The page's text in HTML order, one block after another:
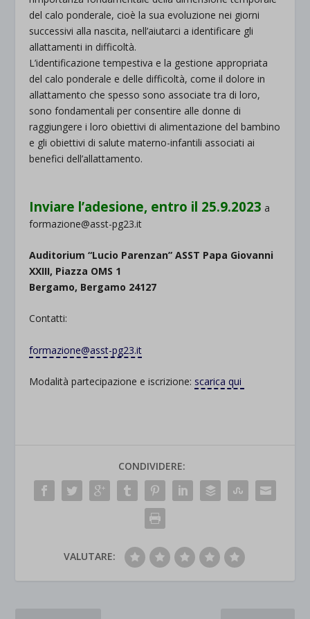
del calo ponderale, cioè la sua evoluzione nei giorni
successivi alla nascita, nell’aiutarci a identificare gli
allattamenti in difficoltà.
L’identificazione tempestiva e la gestione appropriata
del calo ponderale e delle difficoltà, come il dolore in
allattamento che spesso sono associate tra di loro,
sono fondamentali per consentire alle donne di
raggiungere i loro obiettivi di alimentazione del bambino
e gli obiettivi di salute materno-infantili associati ai
benefici dell’allattamento.
Inviare l’adesione, entro il 25.9.2023 a
formazione@asst-pg23.it
Auditorium “Lucio Parenzan” ASST Papa Giovanni
XXIII, Piazza OMS 1
Bergamo, Bergamo 24127
Contatti:
formazione@asst-pg23.it
Modalità partecipazione e iscrizione: scarica qui
CONDIVIDERE:
VALUTARE: